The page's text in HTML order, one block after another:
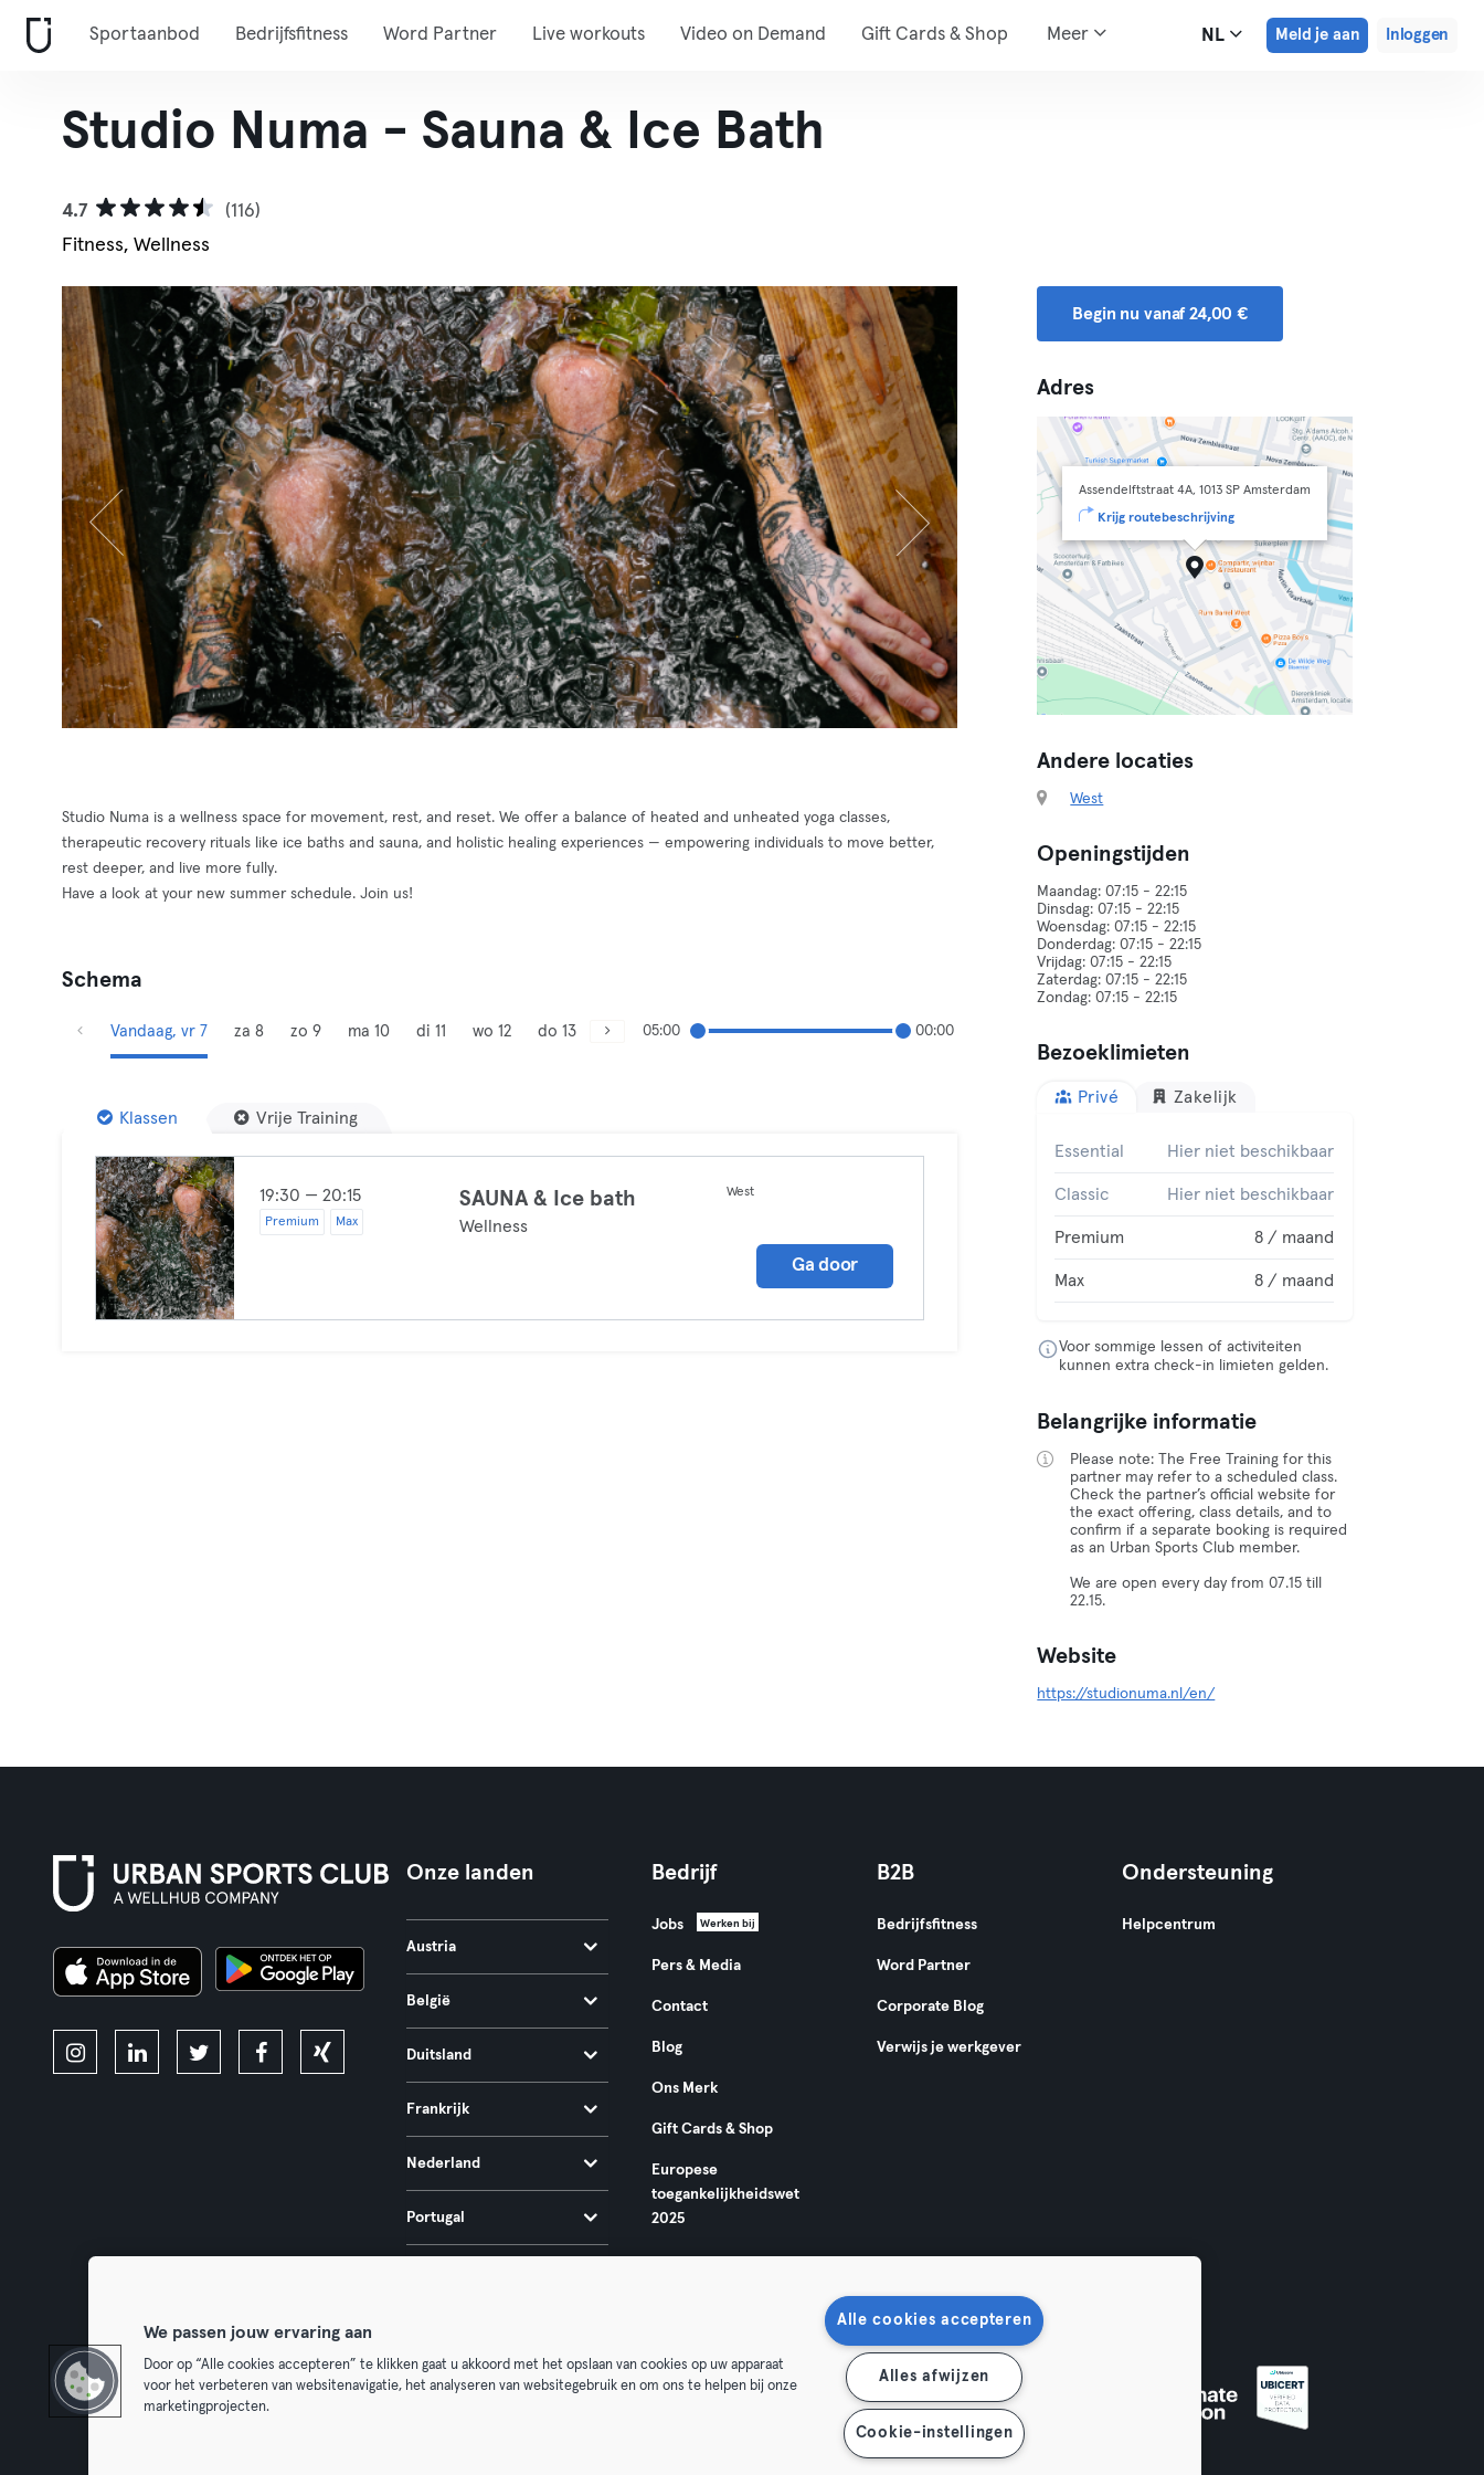
Sportaanbod Bedrijfsfitness Word Partner Live workouts Video on Demand Gift Cards & Shop Meer NL Meld je aan Inloggen
Studio Numa - Sauna & Ice Bath
4.7
(116)
Fitness, Wellness
Studio Numa is a wellness space for movement, rest, and reset. We offer a balance of heated and unheated yoga classes,
therapeutic recovery rituals like ice baths and sauna, and holistic healing experiences — empowering individuals to move better,
rest deeper, and live more fully.
Have a look at your new summer schedule. Join us!
Schema
Vandaag, vr 7 za 8 zo 9 ma 10 di 11 wo 12 do 13 05:00 00:00
Klassen Vrije Training
19:30 — 20:15
Premium Max
SAUNA & Ice bath
Wellness
West
Ga door
Begin nu vanaf 24,00 €
Adres
Assendelftstraat 4A, 1013 SP Amsterdam
Krijg routebeschrijving
Andere locaties
West
Openingstijden
Maandag: 07:15 - 22:15
Dinsdag: 07:15 - 22:15
Woensdag: 07:15 - 22:15
Donderdag: 07:15 - 22:15
Vrijdag: 07:15 - 22:15
Zaterdag: 07:15 - 22:15
Bezoeklimieten
Privé Zakelijk
Essential Hier niet beschikbaar
Classic Hier niet beschikbaar
Premium 8 / maand
Max 8 / maand
Voor sommige lessen of activiteiten
kunnen extra check-in limieten gelden.
Belangrijke informatie
Please note: The Free Training for this
partner may refer to a scheduled class.
Check the partner’s official website for
the exact offering, class details, and to
confirm if a separate booking is required
as an Urban Sports Club member.
We are open every day from 07.15 till
22.15.
Website
https://studionuma.nl/en/
Onze landen
Austria
België
Duitsland
Frankrijk
Nederland
Portugal
Bedrijf
Jobs Werken bij
Pers & Media
Contact
Blog
Ons Merk
Gift Cards & Shop
Europese
toegankelijkheidswet
2025
B2B
Bedrijfsfitness
Word Partner
Corporate Blog
Verwijs je werkgever
Ondersteuning
Helpcentrum
Algemene Voorwaarden Privacy Bedrijfsgegevens Membership opzeggen
We passen jouw ervaring aan
Door op “Alle cookies accepteren” te klikken gaat u akkoord met het opslaan van cookies op uw apparaat
voor het verbeteren van websitenavigatie, het analyseren van websitegebruik en om ons te helpen bij onze
marketingprojecten.
Alle cookies accepteren
Alles afwijzen
Cookie-instellingen